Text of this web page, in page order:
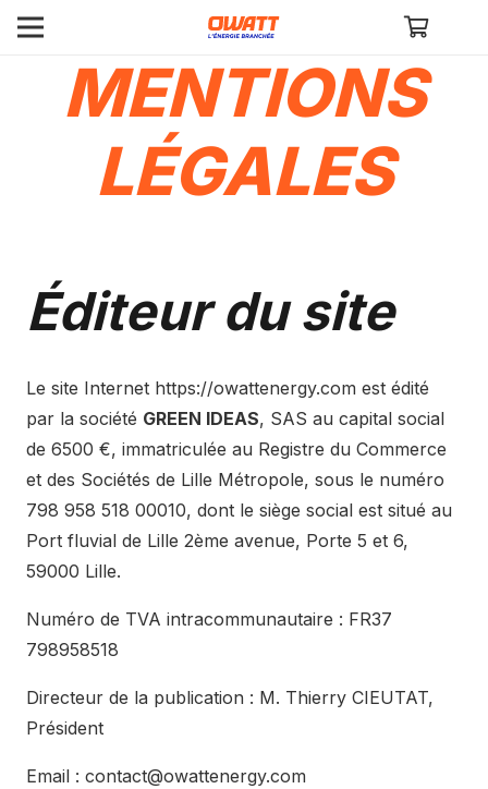
MENTIONS
LÉGALES
Éditeur du site
Le site Internet https://owattenergy.com est édité
par la société GREEN IDEAS, SAS au capital social
de 6500 €, immatriculée au Registre du Commerce
et des Sociétés de Lille Métropole, sous le numéro
798 958 518 00010, dont le siège social est situé au
Port fluvial de Lille 2ème avenue, Porte 5 et 6,
59000 Lille.
Numéro de TVA intracommunautaire : FR37
798958518
Directeur de la publication : M. Thierry CIEUTAT,
Président
Email : contact@owattenergy.com